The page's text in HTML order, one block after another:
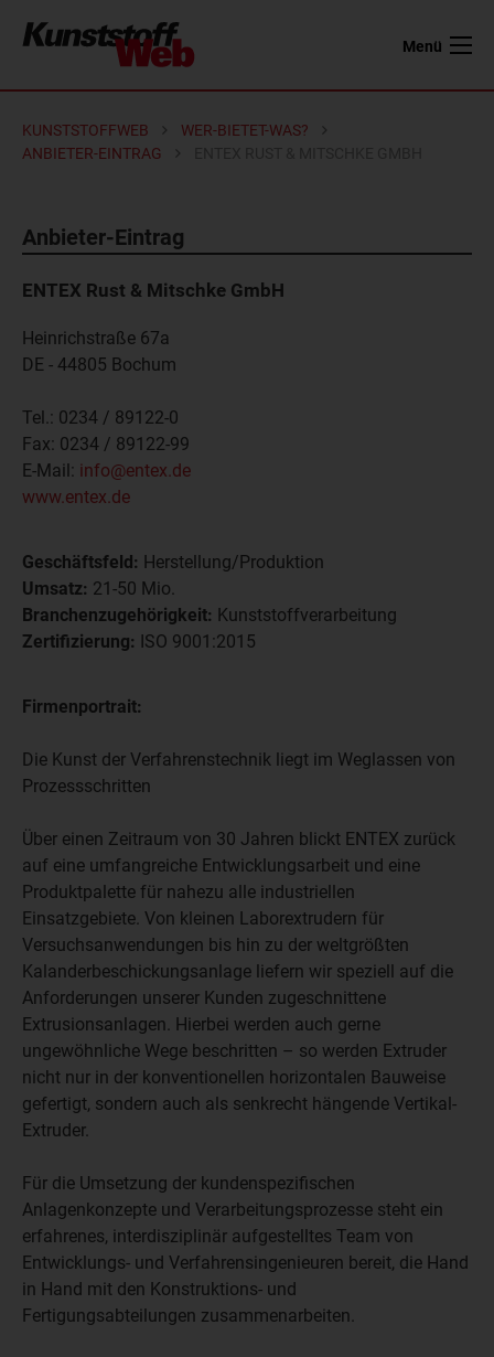
Menü
KUNSTSTOFFWEB
WER-BIETET-WAS?
ANBIETER-EINTRAG
Anbieter-Eintrag
ENTEX Rust & Mitschke GmbH
Heinrichstraße 67a
DE - 44805 Bochum
Tel.: 0234 / 89122-0
Fax: 0234 / 89122-99
E-Mail: info@entex.de
www.entex.de
Geschäftsfeld: Herstellung/Produktion
Umsatz: 21-50 Mio.
Branchenzugehörigkeit: Kunststoffverarbeitung
Zertifizierung: ISO 9001:2015
Firmenportrait:
Die Kunst der Verfahrenstechnik liegt im Weglassen von
Prozessschritten
Über einen Zeitraum von 30 Jahren blickt ENTEX zurück
auf eine umfangreiche Entwicklungsarbeit und eine
Produktpalette für nahezu alle industriellen
Einsatzgebiete. Von kleinen Laborextrudern für
Versuchsanwendungen bis hin zu der weltgrößten
Kalanderbeschickungsanlage liefern wir speziell auf die
Anforderungen unserer Kunden zugeschnittene
Extrusionsanlagen. Hierbei werden auch gerne
ungewöhnliche Wege beschritten – so werden Extruder
nicht nur in der konventionellen horizontalen Bauweise
gefertigt, sondern auch als senkrecht hängende Vertikal-
Extruder.
Für die Umsetzung der kundenspezifischen
Anlagenkonzepte und Verarbeitungsprozesse steht ein
erfahrenes, interdisziplinär aufgestelltes Team von
Entwicklungs- und Verfahrensingenieuren bereit, die Hand
in Hand mit den Konstruktions- und
Fertigungsabteilungen zusammenarbeiten.